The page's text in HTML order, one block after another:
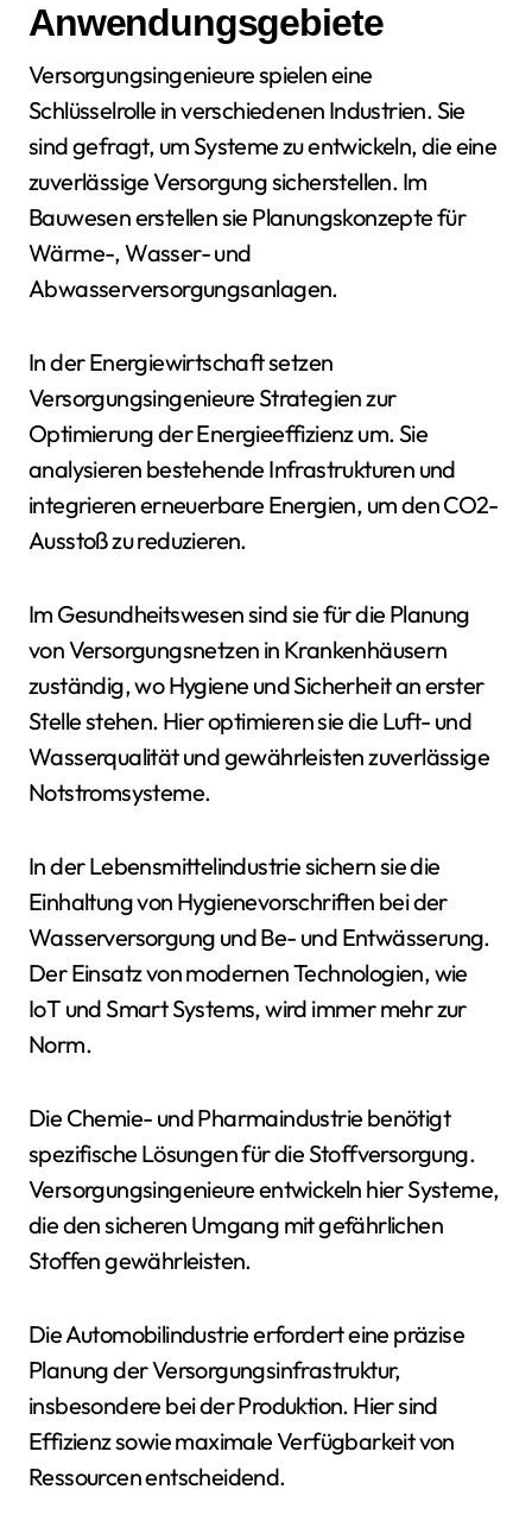
Anwendungsgebiete
Versorgungsingenieure spielen eine
Schlüsselrolle in verschiedenen Industrien. Sie
sind gefragt, um Systeme zu entwickeln, die eine
zuverlässige Versorgung sicherstellen. Im
Bauwesen erstellen sie Planungskonzepte für
Wärme-, Wasser- und
Abwasserversorgungsanlagen.
In der Energiewirtschaft setzen
Versorgungsingenieure Strategien zur
Optimierung der Energieeffizienz um. Sie
analysieren bestehende Infrastrukturen und
integrieren erneuerbare Energien, um den CO2-
Ausstoß zu reduzieren.
Im Gesundheitswesen sind sie für die Planung
von Versorgungsnetzen in Krankenhäusern
zuständig, wo Hygiene und Sicherheit an erster
Stelle stehen. Hier optimieren sie die Luft- und
Wasserqualität und gewährleisten zuverlässige
Notstromsysteme.
In der Lebensmittelindustrie sichern sie die
Einhaltung von Hygienevorschriften bei der
Wasserversorgung und Be- und Entwässerung.
Der Einsatz von modernen Technologien, wie
IoT und Smart Systems, wird immer mehr zur
Norm.
Die Chemie- und Pharmaindustrie benötigt
spezifische Lösungen für die Stoffversorgung.
Versorgungsingenieure entwickeln hier Systeme,
die den sicheren Umgang mit gefährlichen
Stoffen gewährleisten.
Die Automobilindustrie erfordert eine präzise
Planung der Versorgungsinfrastruktur,
insbesondere bei der Produktion. Hier sind
Effizienz sowie maximale Verfügbarkeit von
Ressourcen entscheidend.